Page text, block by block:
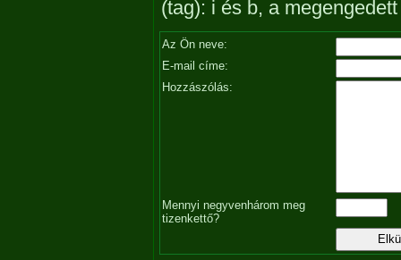
(tag): i és b, a
Az Ön neve:
E-mail címe:
Hozzászólás:
Mennyi negyvenhárom meg
tizenkettő?